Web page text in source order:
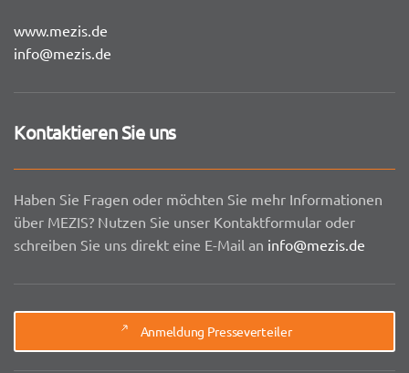
www.mezis.de
info@mezis.de
Kontaktieren Sie uns
Haben Sie Fragen oder möchten Sie mehr Informationen
über MEZIS? Nutzen Sie unser Kontaktformular oder
schreiben Sie uns direkt eine E-Mail an info@mezis.de
Anmeldung Presseverteiler